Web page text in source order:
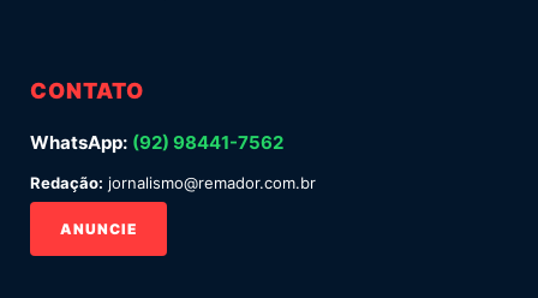
CONTATO
WhatsApp: (92) 98441-7562
Redação: jornalismo@remador.com.br
ANUNCIE